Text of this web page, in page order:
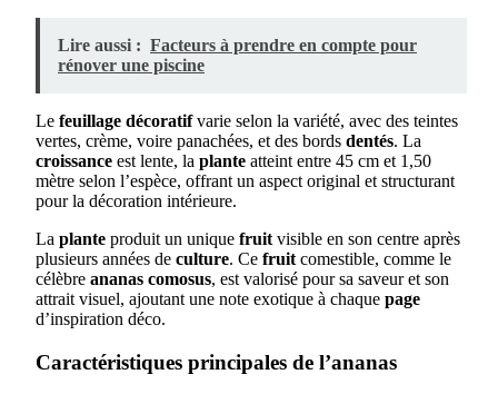
Lire aussi : Facteurs à prendre en compte pour
rénover une piscine
Le feuillage décoratifvarie selon la variété, avec des teintes
vertes, crème, voire panachées, et des bords dentés. La
croissance est lente, la plante atteint entre 45 cm et 1,50
mètre selon l’espèce, offrant un aspect original et structurant
pour la décoration intérieure.
La plante produit un unique fruit visible en son centre après
plusieurs années de culture. Ce fruit comestible, comme le
célèbre ananas comosus, est valorisé pour sa saveur et son
attrait visuel, ajoutant une note exotique à chaque page
d’inspiration déco.
Caractéristiques principales de l’ananas